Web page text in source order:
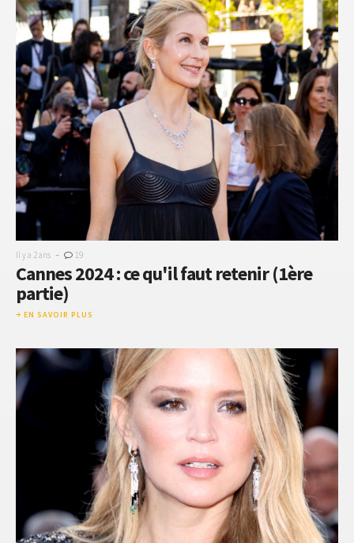
Il y a 2 ans - 19
Cannes 2024 : ce qu'il faut retenir (1ère
partie)
EN SAVOIR PLUS